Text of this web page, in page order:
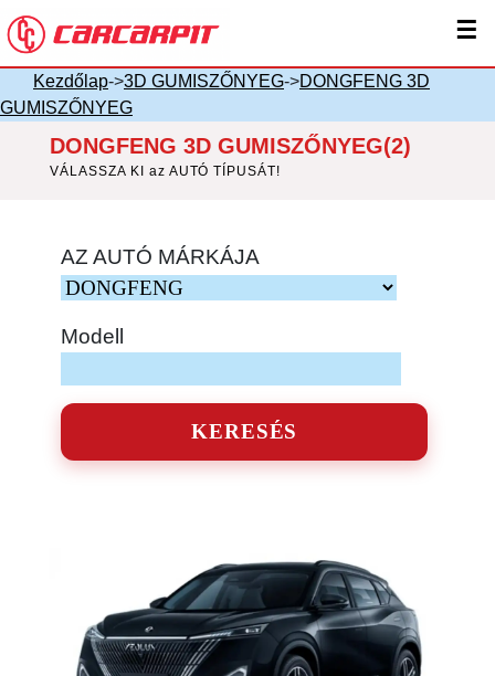
☰
Kezdőlap->3D GUMISZŐNYEG->DONGFENG 3D
GUMISZŐNYEG
DONGFENG 3D GUMISZŐNYEG(2)
VÁLASSZA KI az AUTÓ TÍPUSÁT!
AZ AUTÓ MÁRKÁJA
Modell
KERESÉS